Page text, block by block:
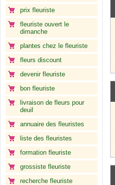
prix fleuriste
fleuriste ouvert le
dimanche
plantes chez le fleuriste
fleurs discount
devenir fleuriste
bon fleuriste
livraison de fleurs pour
deuil
annuaire des fleuristes
liste des fleuristes
formation fleuriste
grossiste fleuriste
recherche fleuriste